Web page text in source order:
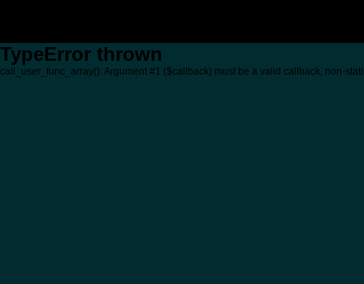
TypeError thrown
call_user_func_array(): Argument #1 ($callback) must be a valid callback, non-